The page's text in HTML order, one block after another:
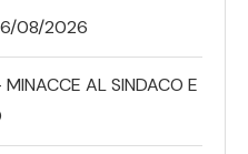
08/2026
AL SINDACO E